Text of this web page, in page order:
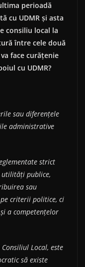
perioadă
cu UDMR și asta
consiliu local la
între cele două
face curățenie
cu UDMR?
sau diferențele
administrative
strict
publice,
sau
criterii politice, ci
a competențelor
Local, este
să existe